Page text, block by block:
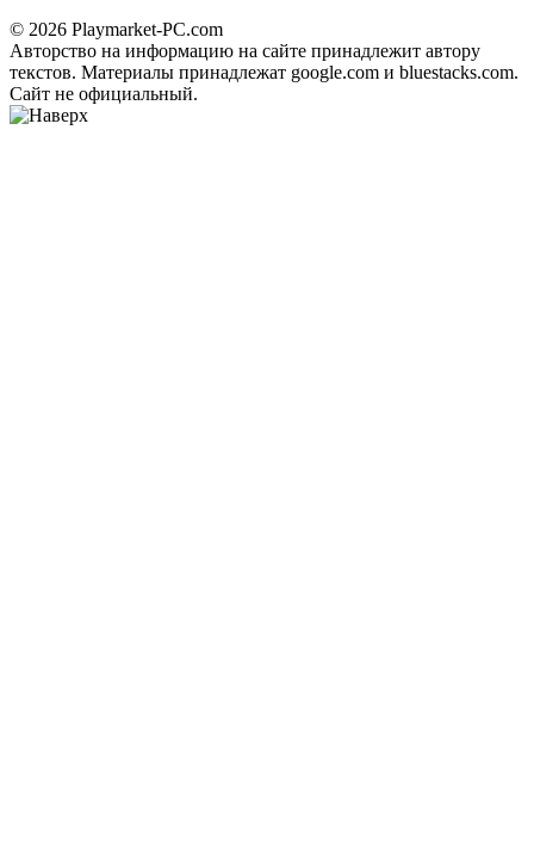
© 2026 Playmarket-PC.com
Авторство на информацию на сайте принадлежит автору
текстов. Материалы принадлежат google.com и bluestacks.com.
Сайт не официальный.